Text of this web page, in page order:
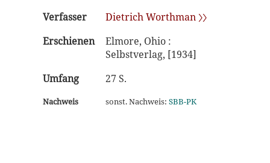
Verfasser
Dietrich Worthman 〉〉
Erschienen
Elmore, Ohio :
Selbstverlag, [1934]
Umfang
27 S.
Nachweis sonst. Nachweis: SBB-PK